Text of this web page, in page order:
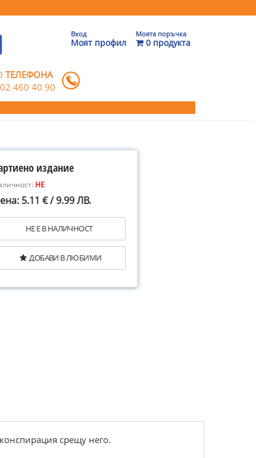
Вход
Моят профил
Моята поръчка
0 продукта
ТЕЛЕФОНА
02 460 40 90
издание
НЕ
5.11 € / 9.99 ЛВ.
НЕ Е В НАЛИЧНОСТ
ДОБАВИ В ЛЮБИМИ
срещу него.